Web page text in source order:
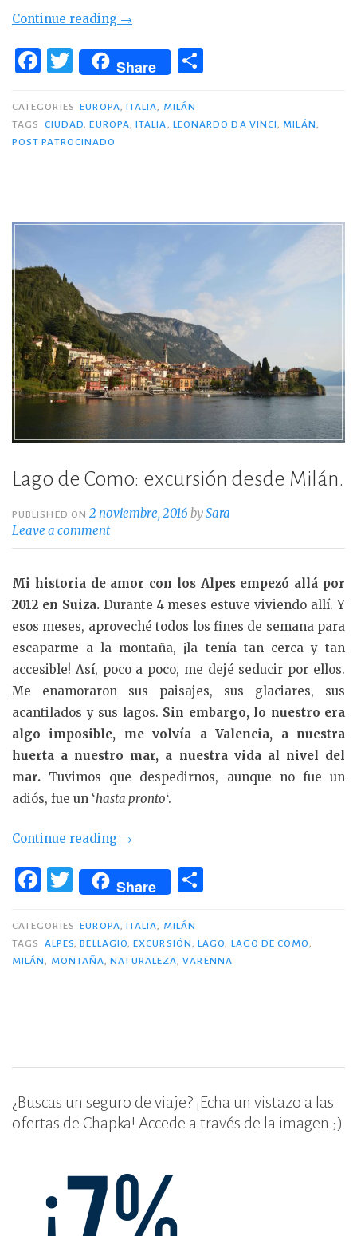
Continue reading «Tras
pasos
Leonardo
Da
→
F
c
e
o
T
w
it
te
Share
p
r
CATEGORIES EUROPA ITALIA
MILÁN
TAGS
CIUDAD ,EUROPA ,ITALIA LEONARDO DA VINCI MILÁN
POST PATROCINADO
Lago de Como: excursión desde Milán.
PUBLISHED ON2 noviembre, 2016 bySara
Leave a comment
Mi historia de amor con los Alpes empezó allá por
2012 en Suiza.Durante 4 meses estuve viviendo allí. Y
esos meses, aproveché todos los fines de semana para
escaparme a la montaña, ¡la tenía tan cerca y tan
accesible! Así, poco a poco, me dejé seducir por ellos.
Me enamoraron sus paisajes, sus glaciares, sus
acantilados y sus lagos. Sin embargo, lo nuestro era
algo imposible, me volvía a Valencia, a nuestra
huerta a nuestro mar, a nuestra vida al nivel del
mar. Tuvimos que despedirnos, aunque no fue un
adiós, fue un ‘hasta pronto‘.
Continue reading «Lago
Como:
desde
Milán.»
→
F
c
e
k
T
w
it
te
Share
p
CATEGORIES EUROPA, ITALIA, MILÁN
TAGS
ALPES,BELLAGIO,EXCURSIÓN,LAGO, LAGO DE COMO,
MILÁN, MONTAÑA,NATURALEZA,VARENNA
¿Buscas un seguro de viaje? ¡Echa un vistazo a las
ofertas de Chapka! Accede a través de la imagen ;)